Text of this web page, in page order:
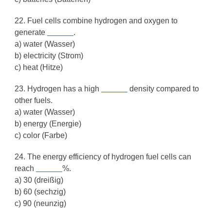
22. Fuel cells combine hydrogen and oxygen to
generate
.
a) water (Wasser)
b) electricity (Strom)
c) heat (Hitze)
23. Hydrogen has a high
density compared to
other fuels.
a) water (Wasser)
b) energy (Energie)
c) color (Farbe)
24. The energy efficiency of hydrogen fuel cells can
reach
%.
a) 30 (dreißig)
b) 60 (sechzig)
c) 90 (neunzig)